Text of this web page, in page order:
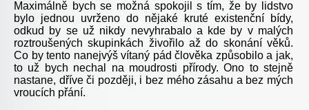
Maximálně bych se možná spokojil s tím, že by lidstvo
bylo jednou uvrženo do nějaké kruté existenční bídy,
odkud by se už nikdy nevyhrabalo a kde by v malých
roztroušených skupinkách živořilo až do skonání věků.
Co by tento nanejvýš vítaný pád člověka způsobilo a jak,
to už bych nechal na moudrosti přírody. Ono to stejně
nastane, dříve či později, i bez mého zásahu a bez mých
vroucích přání.